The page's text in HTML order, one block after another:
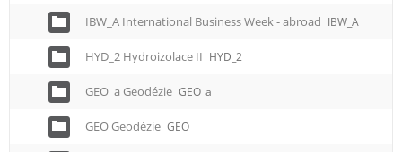
IBW_A International Business Week - abroad IBW_A
HYD_2 Hydroizolace II HYD_2
GEO_a Geodézie GEO_a
GEO Geodézie GEO